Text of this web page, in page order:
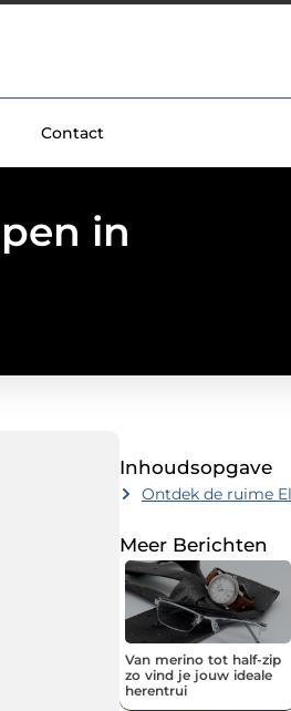
Contact
in
Inhoudsopgave
Ontdek de ruime
Meer Berichten
Van merino tot half-zip
zo vind je jouw ideale
herentrui